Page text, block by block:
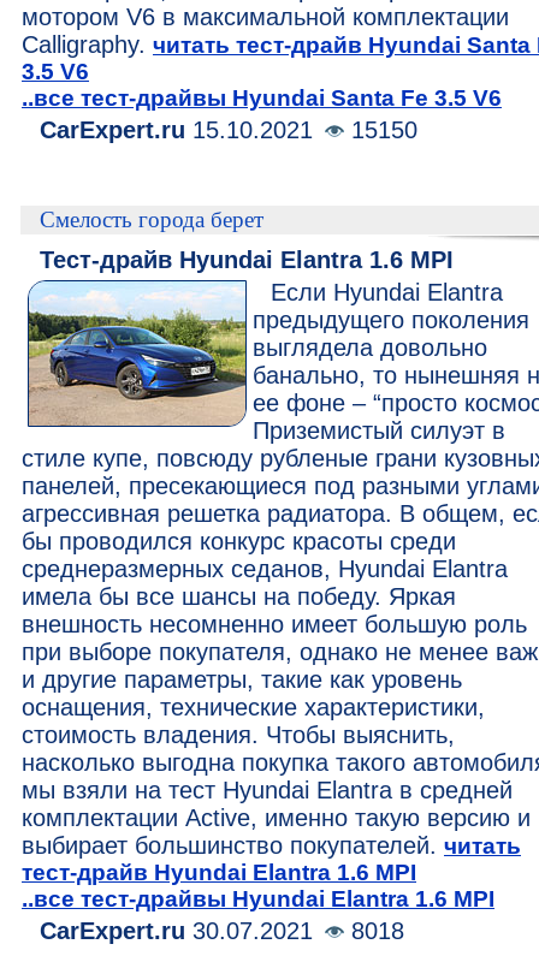
мотором V6 в максимальной комплектации
Calligraphy. читать тест-драйв Hyundai Santa
3.5 V6
..все тест-драйвы Hyundai Santa Fe 3.5 V6
CarExpert.ru 15.10.2021 15150
Смелость города берет
Тест-драйв Hyundai Elantra 1.6 MPI
Если Hyundai Elantra
предыдущего поколения
выглядела довольно
банально, то нынешняя
ее фоне – “просто
Приземистый силуэт в
стиле купе, повсюду рубленые грани
панелей, пресекающиеся под разными
агрессивная решетка радиатора. В общем,
бы проводился конкурс красоты среди
среднеразмерных седанов, Hyundai Elantra
имела бы все шансы на победу. Яркая
внешность несомненно имеет большую роль
при выборе покупателя, однако не менее
и другие параметры, такие как уровень
оснащения, технические характеристики,
стоимость владения. Чтобы выяснить,
насколько выгодна покупка такого
мы взяли на тест Hyundai Elantra в средней
комплектации Active, именно такую версию и
выбирает большинство покупателей. читать
тест-драйв Hyundai Elantra 1.6 MPI
..все тест-драйвы Hyundai Elantra 1.6 MPI
CarExpert.ru 30.07.2021 8018